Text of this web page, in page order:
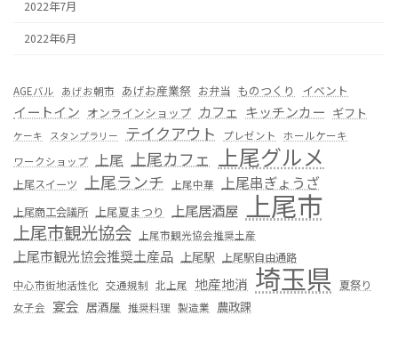
2022年7月
2022年6月
AGEバル あげお朝市 あげお産業祭 お弁当 ものつくり イベント
イートイン オンラインショップ カフェ キッチンカー ギフト
ケーキ スタンプラリー テイクアウト プレゼント
ホールケーキ
ワークショップ 上尾 上尾カフェ 上尾グルメ
上尾スイーツ 上尾ランチ 上尾中華 上尾串ぎょうざ
上尾商工会議所 上尾夏まつり 上尾居酒屋 上尾市
上尾市観光協会 上尾市観光協会推奨土産
上尾市観光協会推奨土産品 上尾駅 上尾駅自由通路
中心市街地活性化 交通規制 北上尾 地産地消 埼玉県 夏祭り
女子会 宴会 居酒屋 推奨料理 製造業 農政課